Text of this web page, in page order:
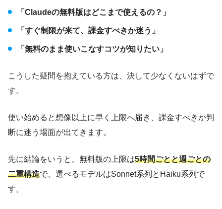
「Claudeの無料版はどこまで使えるの？」
「すぐ制限が来て、課金すべきか迷う」
「無料のまま使いこなすコツが知りたい」
こうした疑問を抱えている方は、決して少なくないはずで
す。
使い始めると想像以上に早く上限へ届き、課金すべきか判
断に迷う場面が出てきます。
先に結論をいうと、無料版の上限は5時間ごとと週ごとの
二重構造で、選べるモデルはSonnet系列とHaiku系列で
す。